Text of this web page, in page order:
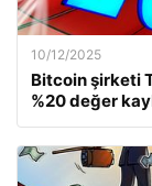
10/12/2025
Bitcoin şirketi
%20 değer